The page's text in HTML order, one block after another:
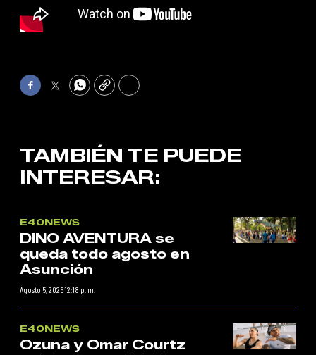
FacebookTwitterWhatsApp
Copy Print
TAMBIÉN TE PUEDE
INTERESAR:
E40NEWS
DINO AVENTURA se
queda todo agosto en
Asunción
Agosto 5, 2026 12:18 p. m.
E40NEWS
Ozuna y Omar Courtz